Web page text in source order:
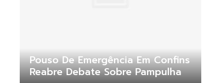
Pouso De Emergência Em Confins
Reabre Debate Sobre Pampulha